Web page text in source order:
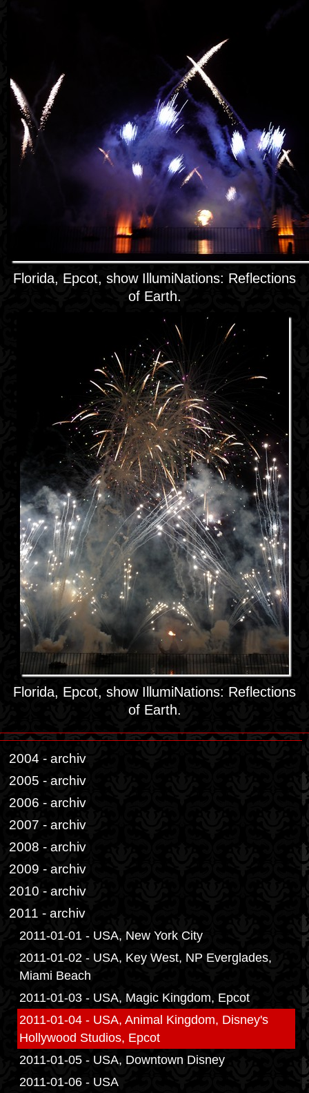
Florida, Epcot, show IllumiNations: Reflections
of Earth.
Florida, Epcot, show IllumiNations: Reflections
of Earth.
2004 - archiv
2005 - archiv
2006 - archiv
2007 - archiv
2008 - archiv
2009 - archiv
2010 - archiv
2011 - archiv
2011-01-01 - USA, New York City
2011-01-02 - USA, Key West, NP Everglades,
Miami Beach
2011-01-03 - USA, Magic Kingdom, Epcot
2011-01-04 - USA, Animal Kingdom, Disney's
Hollywood Studios, Epcot
2011-01-05 - USA, Downtown Disney
2011-01-06 - USA